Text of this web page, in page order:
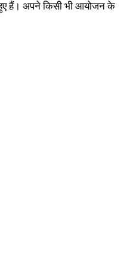
हुए हैं। अपने किसी भी आयोजन के